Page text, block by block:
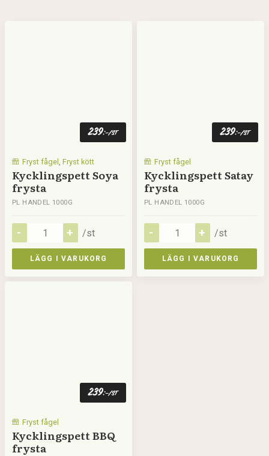
239:-/st
Fryst fågel , Fryst kött
Kycklingspett Soya
frysta
PL HANDEL 1000G
/st
LÄGG I VARUKORG
239:-/st
Fryst fågel
Kycklingspett Satay
frysta
PL HANDEL 1000G
/st
LÄGG I VARUKORG
239:-/st
Fryst fågel
Kycklingspett BBQ
frysta